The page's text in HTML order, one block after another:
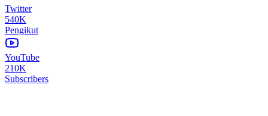
Twitter
540K
Pengikut
YouTube
210K
Subscribers